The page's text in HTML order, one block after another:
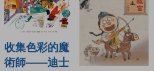
收集色彩的魔
術師——迪士